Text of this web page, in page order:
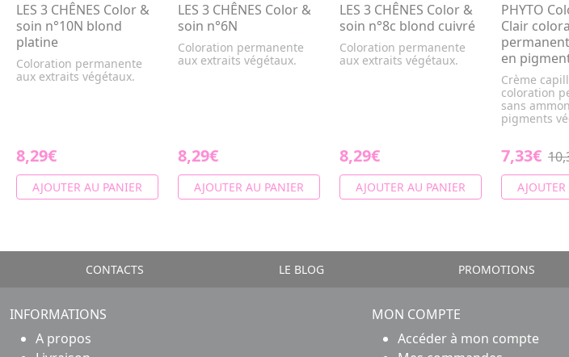
LES 3 CHÊNES Color &
soin n°10N blond
platine
Coloration permanente
aux extraits végétaux.
8,29€
AJOUTER AU PANIER
LES 3 CHÊNES Color &
soin n°6N
Coloration permanente
aux extraits végétaux.
8,29€
AJOUTER AU PANIER
LES 3 CHÊNES Color &
soin n°8c blond cuivré
Coloration permanente
aux extraits végétaux.
8,29€
AJOUTER AU PANIER
PHYTO
Clair
en
Crème
coloration
sans
pigments
7,33€
CONTACTS LE BLOG PROMOTIONS
INFORMATIONS
A propos
MON COMPTE
Accéder à mon compte